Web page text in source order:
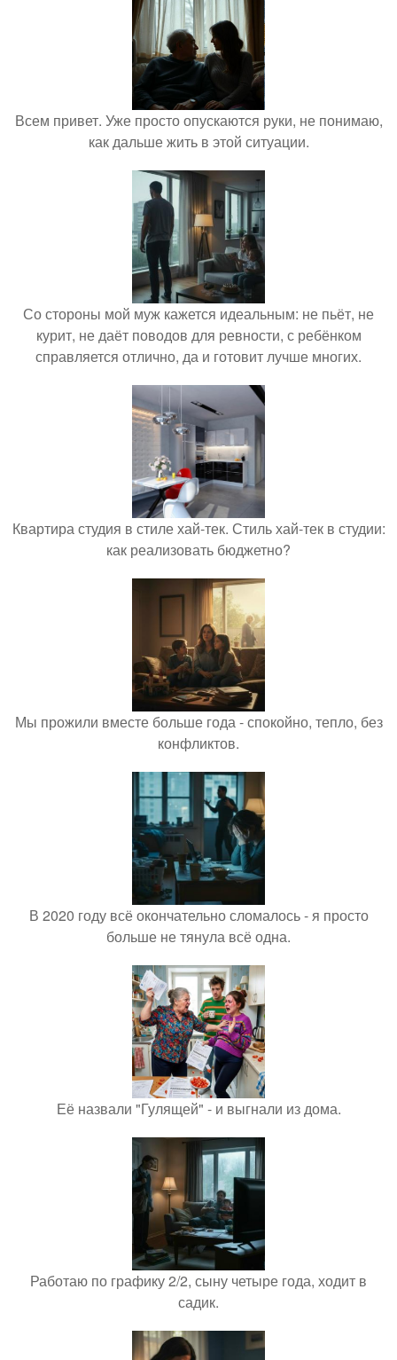
Всем привет. Уже просто опускаются руки, не понимаю,
как дальше жить в этой ситуации.
Со стороны мой муж кажется идеальным: не пьёт, не
курит, не даёт поводов для ревности, с ребёнком
справляется отлично, да и готовит лучше многих.
Квартира студия в стиле хай-тек. Стиль хай-тек в студии:
как реализовать бюджетно?
Мы прожили вместе больше года - спокойно, тепло, без
конфликтов.
В 2020 году всё окончательно сломалось - я просто
больше не тянула всё одна.
Её назвали "Гулящей" - и выгнали из дома.
Работаю по графику 2/2, сыну четыре года, ходит в
садик.